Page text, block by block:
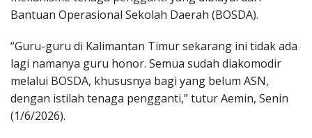
Bantuan Operasional Sekolah Daerah (BOSDA).
“Guru-guru di Kalimantan Timur sekarang ini tidak ada
lagi namanya guru honor. Semua sudah diakomodir
melalui BOSDA, khususnya bagi yang belum ASN,
dengan istilah tenaga pengganti,” tutur Aemin, Senin
(1/6/2026).